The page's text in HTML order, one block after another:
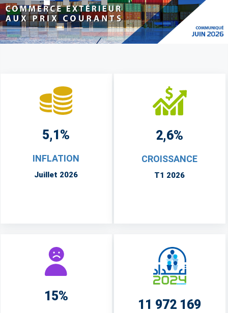
5,1%
INFLATION
Juillet 2026
2,6%
CROISSANCE
T1 2026
15%
11 972 169